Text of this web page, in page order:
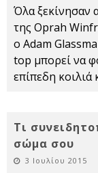
Όλα ξεκίνησαν
της Oprah
o Adam
top μπορεί να
επίπεδη κοιλιά
Τι
σώμα σου
3 Ιουλίου 2015